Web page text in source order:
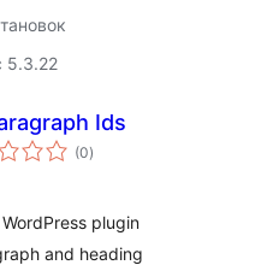
5.3.22
Ids
(0общий
рейтинг
)
plugin
and heading